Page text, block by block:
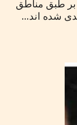
بر طبق مناطق
شده اند...